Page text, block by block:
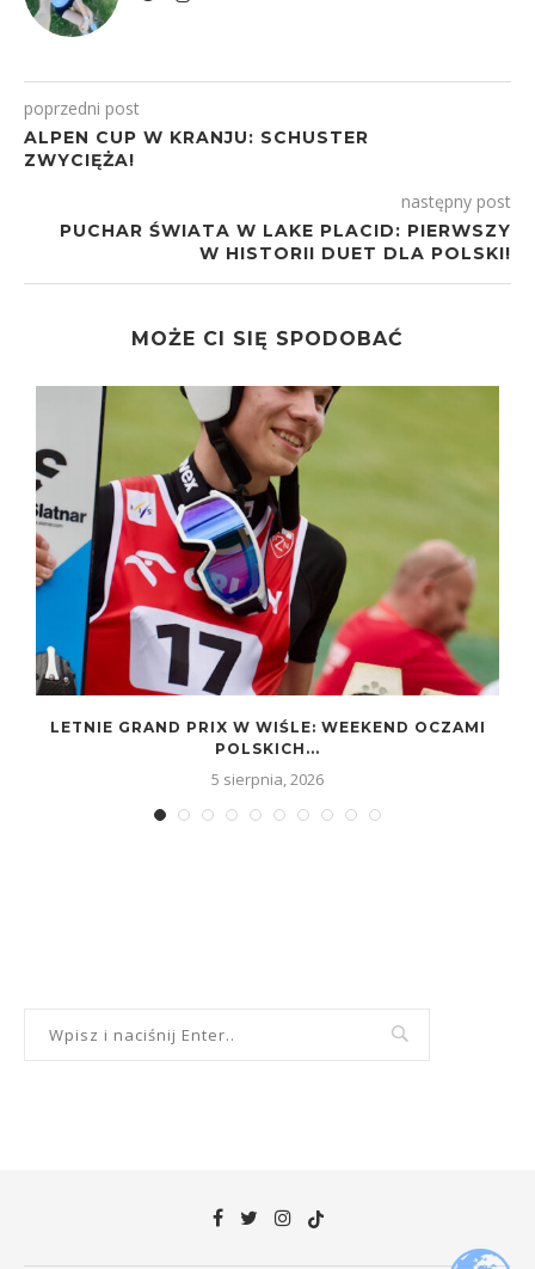
poprzedni post
ALPEN CUP W KRANJU: SCHUSTER
ZWYCIĘŻA!
następny post
PUCHAR ŚWIATA W LAKE PLACID: PIERWSZY
W HISTORII DUET DLA POLSKI!
MOŻE CI SIĘ SPODOBAĆ
LETNIE GRAND PRIX W WIŚLE: WEEKEND OCZAMI
POLSKICH...
5 sierpnia, 2026